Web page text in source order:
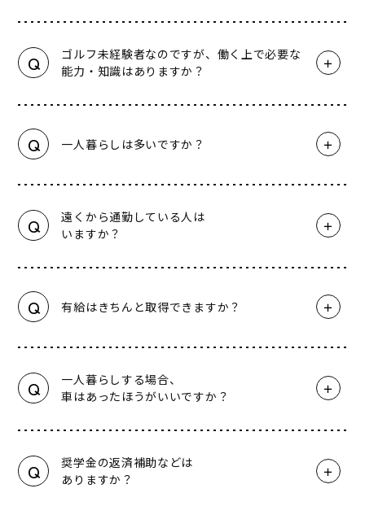
Q
ゴルフ未経験者なのですが、働く上で必要な
能力・知識はありますか？
Q 一人暮らしは多いですか？
Q
遠くから通勤している人は
いますか？
Q 有給はきちんと取得できますか？
Q
一人暮らしする場合、
車はあったほうがいいですか？
Q
奨学金の返済補助などは
ありますか？